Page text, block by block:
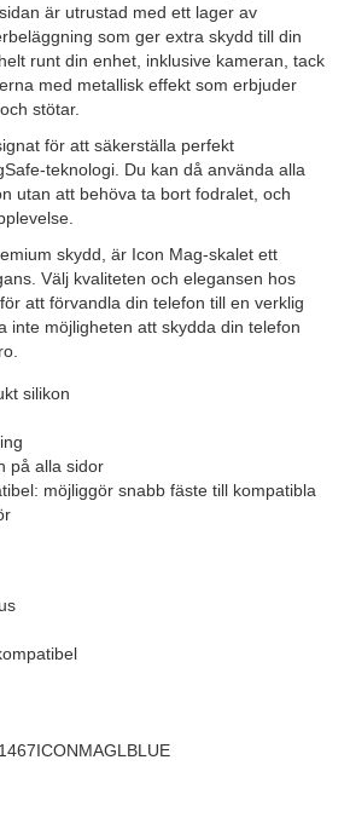
är utrustad med ett lager av
som ger extra skydd till din
runt din enhet, inklusive kameran, tack
med metallisk effekt som erbjuder
stötar.
för att säkerställa perfekt
teknologi. Du kan då använda alla
utan att behöva ta bort fodralet, och
skydd, är Icon Mag-skalet ett
Välj kvaliteten och elegansen hos
att förvandla din telefon till en verklig
inte möjligheten att skydda din telefon
silikon
på alla sidor
möjliggör snabb fäste till kompatibla